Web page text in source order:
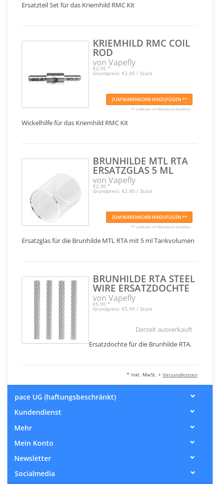
Ersatzteil Set für das Kriemhild RMC Kit
KRIEMHILD RMC COIL
ROD
von Vapefly
€2,95 *
Grundpreis: €2,95 / Stück
ZUM WARENKORB HINZUFÜGEN **
** Lieferzeit im Warenkorb beachten
Wickelhilfe für das Kriemhild RMC Kit
BRUNHILDE MTL RTA
ERSATZGLAS 5 ML
von Vapefly
€2,90 *
Grundpreis: €2,90 / Stück
ZUM WARENKORB HINZUFÜGEN **
** Lieferzeit im Warenkorb beachten
Ersatzglas für die Brunhilde MTL RTA mit 5 ml Tankvolumen
BRUNHILDE RTA STEEL
WIRE ERSATZDOCHTE
von Vapefly
€5,90 *
Grundpreis: €5,99 / Stück
Derzeit ausverkauft
Ersatzdochte für die Brunhilde RTA.
* Inkl. MwSt. + Versandkosten
pace UG (haftungsbeschränkt)
Kundendienst
Mehr
Mein Konto
Newsletter
Socialmedia